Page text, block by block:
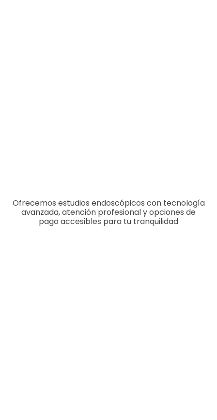
Ofrecemos estudios endoscópicos con tecnología
avanzada, atención profesional y opciones de
pago accesibles para tu tranquilidad